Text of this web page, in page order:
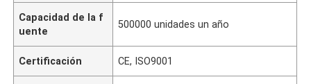
Capacidad de la f
uente
500000 unidades un año
Certificación CE, ISO9001